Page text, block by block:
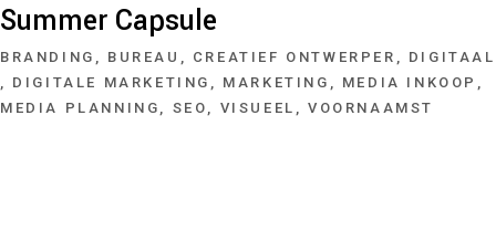
Summer Capsule
BRANDING BUREAU CREATIEF ONTWERPER
DIGITAAL
DIGITALE MARKETING
MARKETING
MEDIA INKOOP
MEDIA PLANNING
SEO VISUEEL VOORNAAMST